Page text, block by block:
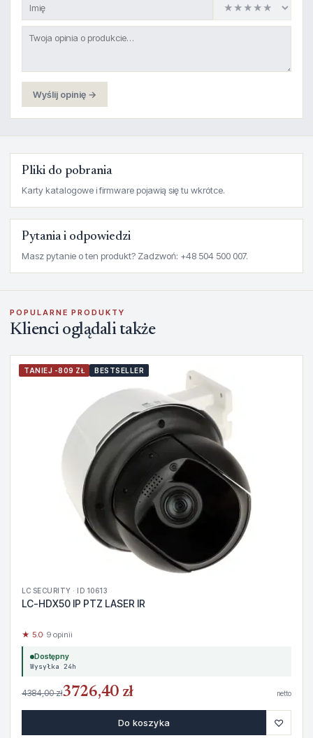
Wyślij opinię →
Pliki do pobrania
Karty katalogowe i firmware pojawią się tu wkrótce.
Pytania i odpowiedzi
Masz pytanie o ten produkt? Zadzwoń: +48 504 500 007.
POPULARNE PRODUKTY
Klienci oglądali także
TANIEJ -809 ZŁ BESTSELLER
LC SECURITY · ID 10613
LC-HDX50 IP PTZ LASER IR
★ 5.0· 9 opinii
Dostępny
Wysyłka 24h
4384,00 zł3726,40 zł netto
Do koszyka ♡